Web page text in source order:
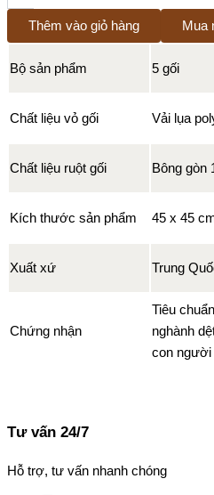
Thêm vào giỏ hàng Mua
Bộ sản phẩm 5 gối
Chất liệu vỏ gối Vải lụa
Chất liệu ruột gối Bông gòn
Kích thước sản phẩm 45 x 45
Xuất xứ Trung
Chứng nhận
Tiêu
nghành
con người
Tư vấn 24/7
Hỗ trợ, tư vấn nhanh chóng